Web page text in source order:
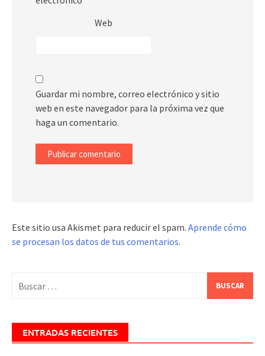
Web
Guardar mi nombre, correo electrónico y sitio
web en este navegador para la próxima vez que
haga un comentario.
Este sitio usa Akismet para reducir el spam. Aprende cómo
se procesan los datos de tus comentarios.
ENTRADAS RECIENTES